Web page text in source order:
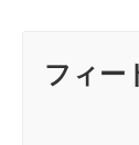
オ
フィー